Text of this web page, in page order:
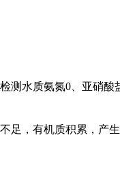
水质氨氮0、亚硝酸
，有机质积累，产